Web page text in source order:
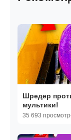
Шредер
мультики!
35 693